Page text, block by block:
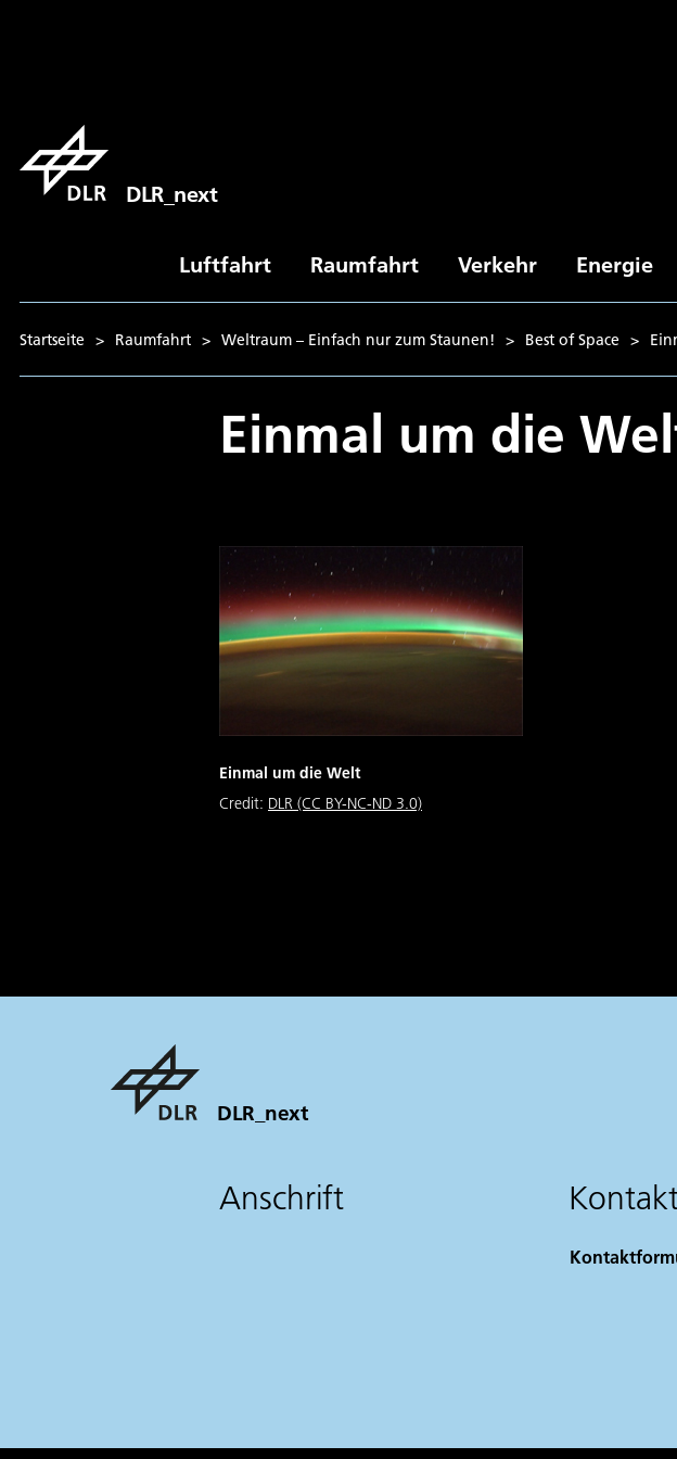
DLR_next
Luftfahrt Raumfahrt Verkehr Energie
Startseite > Raumfahrt > Weltraum – Einfach nur zum Staunen! > Best of Space >
Einmal um die
Einmal um die Welt
Credit: DLR (CC BY-NC-ND 3.0)
DLR_next
Anschrift